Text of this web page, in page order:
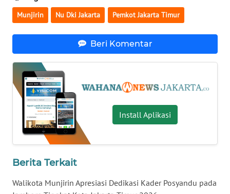
Munjirin Nu Dki Jakarta Pemkot Jakarta Timur
Beri Komentar
Install Aplikasi
Berita Terkait
Walikota Munjirin Apresiasi Dedikasi Kader Posyandu pada
WN
KALSEL
WN
KALTIM
WN
SULSEL
GORONTALO